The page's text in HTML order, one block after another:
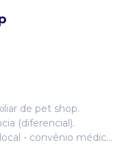
de pet shop.
(diferencial).
- convênio médic...